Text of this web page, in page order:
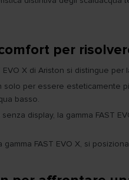
per
X di Ariston si distingue
solo per essere esteticamente
basso.
display, la gamma FAST
gamma FAST EVO X, si